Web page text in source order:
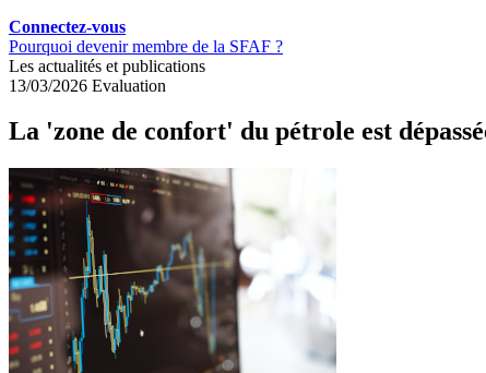
Connectez-vous
Pourquoi devenir membre de la SFAF ?
Les actualités et publications
13/03/2026 Evaluation
La 'zone de confort' du pétrole est